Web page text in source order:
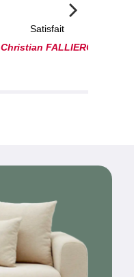
Satisfait
Christian FALLIERO